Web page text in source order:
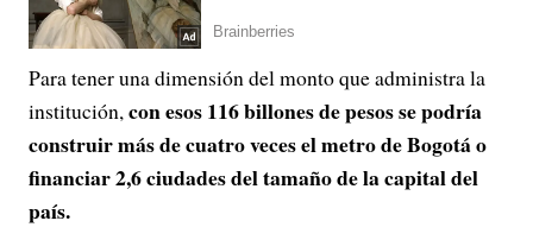
Para tener una dimensión del monto que administra la
institución,con esos 116 billones de pesos se podría
construir más de cuatro veces el metro de Bogotá o
financiar 2,6 ciudades del tamaño de la capital del
país.